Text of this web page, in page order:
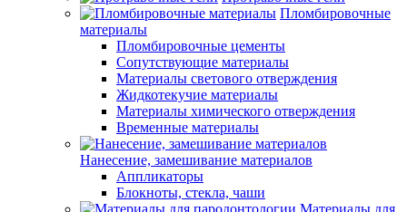
Пломбировочные
материалы
Пломбировочные цементы
Сопутствующие материалы
Материалы светового отверждения
Жидкотекучие материалы
Материалы химического отверждения
Временные материалы
Нанесение, замешивание материалов
Аппликаторы
Блокноты, стекла, чаши
Материалы для